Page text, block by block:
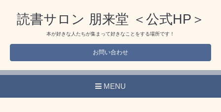
読書サロン 朋来堂 ＜公式HP＞
本が好きな人たちが集まって好きなことをする場所です！
お問い合わせ
MENU